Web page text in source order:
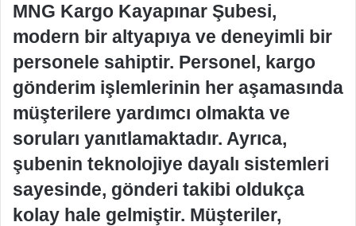
MNG Kargo Kayapınar Şubesi,
modern bir altyapıya ve deneyimli bir
personele sahiptir. Personel, kargo
gönderim işlemlerinin her aşamasında
müşterilere yardımcı olmakta ve
soruları yanıtlamaktadır. Ayrıca,
şubenin teknolojiye dayalı sistemleri
sayesinde, gönderi takibi oldukça
kolay hale gelmiştir. Müşteriler,